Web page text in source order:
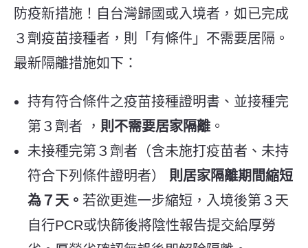
防疫新措施！自台灣歸國或入境者，如已完成
３劑疫苗接種者，則「有條件」不需要居隔。
最新隔離措施如下：
持有符合條件之疫苗接種證明書、並接種完
第３劑者 ， 則不需要居家隔離 。
未接種完第３劑者（含未施打疫苗者、未持
符合下列條件證明者） 則居家隔離期間縮短
為７天。 若欲更進一步縮短，入境後第３天
自行PCR或快篩後將陰性報告提交給厚勞